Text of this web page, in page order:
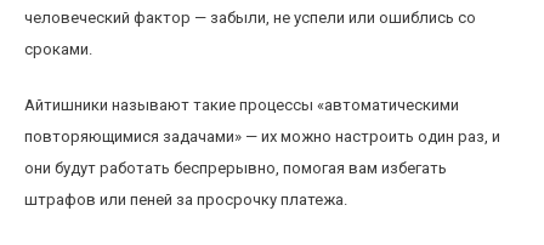
человеческий фактор — забыли, не успели или ошиблись со
сроками.
Айтишники называют такие процессы «автоматическими
повторяющимися задачами» — их можно настроить один раз, и
они будут работать беспрерывно, помогая вам избегать
штрафов или пеней за просрочку платежа.